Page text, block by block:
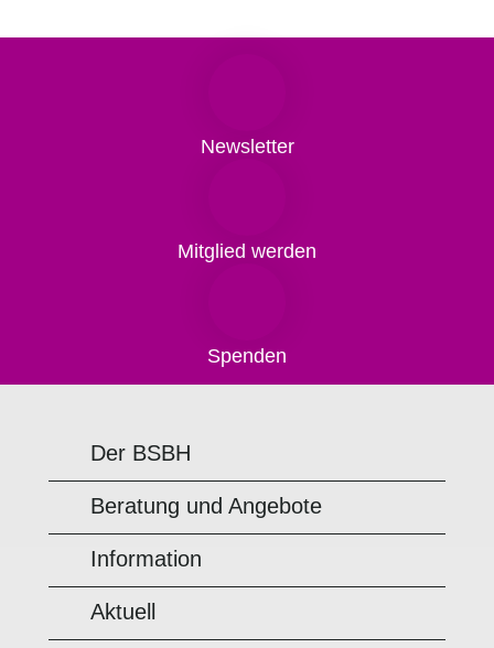
Newsletter
Mitglied werden
Spenden
Der BSBH
Beratung und Angebote
Information
Aktuell